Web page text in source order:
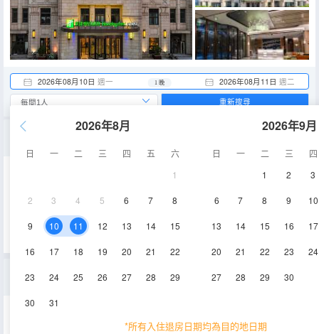
2026年08月10日 週一 2026年08月11日 週二
1 晚
2026年8月
日 一 二 三 四 五
六
1
2 3 4 5 6 7 8
9 10 11 12 13 14 15
16 17 18 19 20 21 22
23 24 25 26 27 28 29
30 31
2026年9月
日 一 二 三
四
1
2 3
6 7 8 9 10
13 14 15 16 17
20 21 22 23 24
27 28 29 30
*所有入住退房日期均為目的地日期
重新搜尋
空調
高級大床房配有空氣淨化器
25㎡ 1-3層 空調